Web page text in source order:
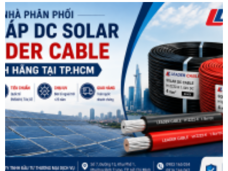
Cần cẩu và thang máy:
Đảm bảo an toàn cho các
động cơ có tần suất khởi động cao và yêu cầu mô-
men xoắn lớn.
Với chất lượng tiêu chuẩn Châu Âu và uy tín từ thương
hiệu Schneider, Rơ le bảo vệ Schneider EOCR-3EZ dải
0.5-60A hiển thị kỹ thuật số LCD là sự lựa chọn tối ưu
cho mọi hệ thống điều khiển động cơ hiện đại.